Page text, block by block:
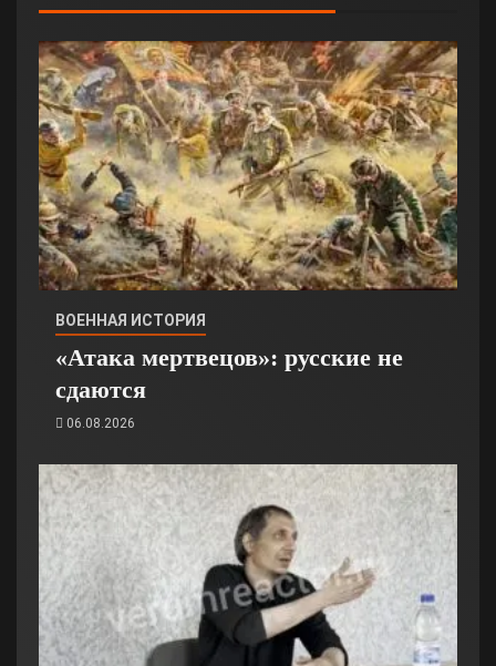
ВОЕННАЯ ИСТОРИЯ
«Атака мертвецов»: русские не
сдаются
06.08.2026